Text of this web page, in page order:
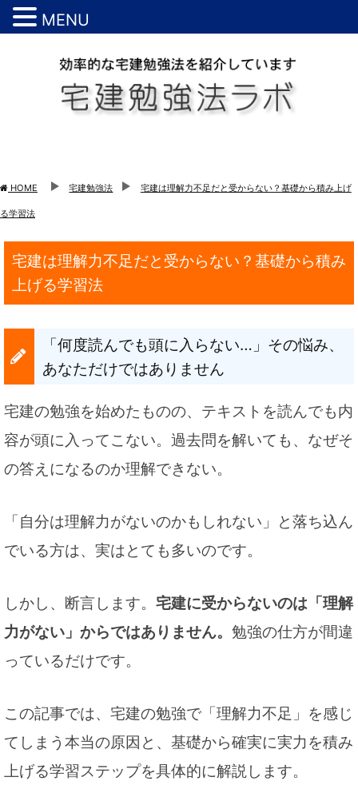
HOME 宅建勉強法 宅建は理解力不足だと受からない？基礎から積み上げ
る学習法
宅建は理解力不足だと受からない？基礎から積み
上げる学習法
「何度読んでも頭に入らない…」その悩み、
あなただけではありません
宅建の勉強を始めたものの、テキストを読んでも内
容が頭に入ってこない。過去問を解いても、なぜそ
の答えになるのか理解できない。
「自分は理解力がないのかもしれない」と落ち込ん
でいる方は、実はとても多いのです。
しかし、断言します。 宅建に受からないのは「理解
力がない」からではありません。 勉強の仕方が間違
っているだけです。
この記事では、宅建の勉強で「理解力不足」を感じ
てしまう本当の原因と、基礎から確実に実力を積み
上げる学習ステップを具体的に解説します。
MENU